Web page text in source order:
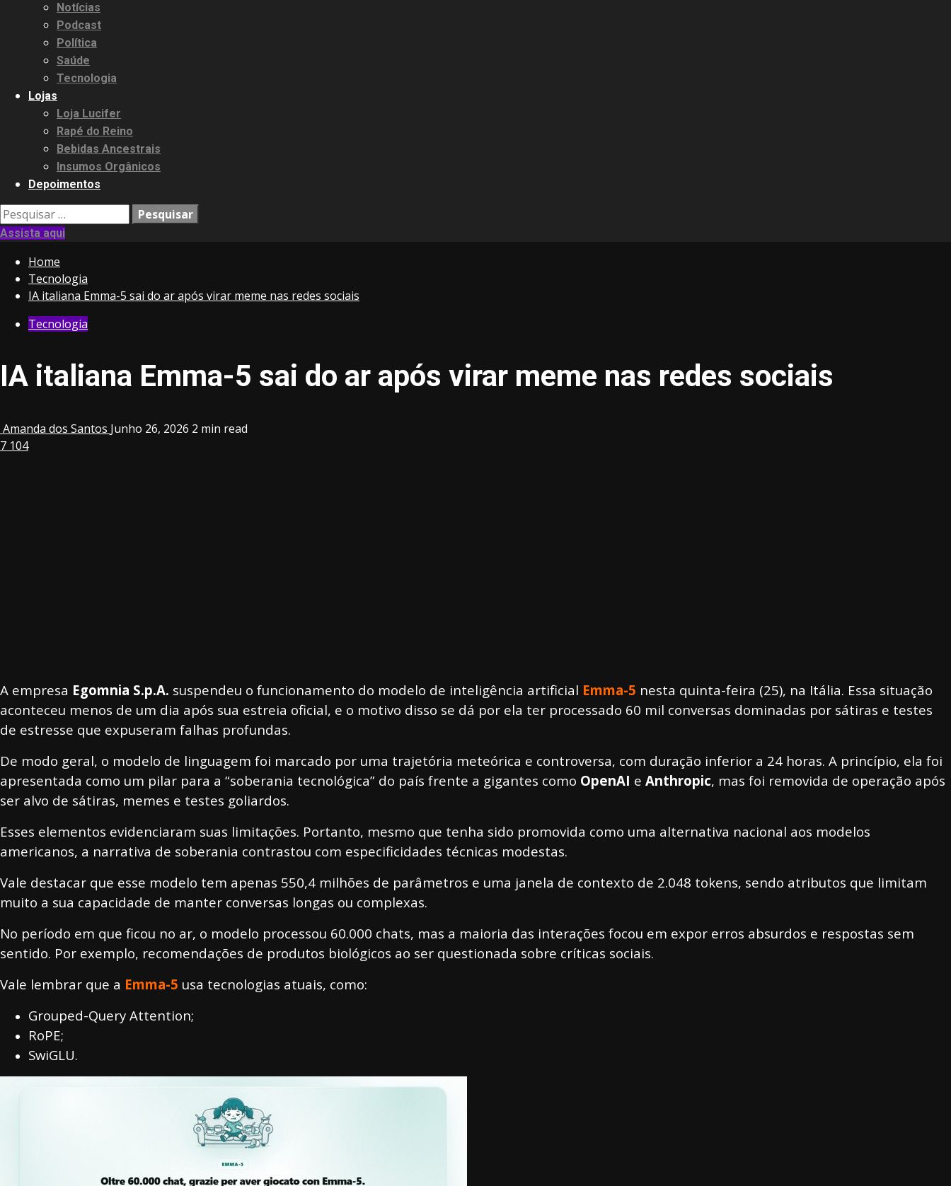
Notícias
Podcast
Política
Saúde
Tecnologia
Lojas
Loja Lucifer
Rapé do Reino
Bebidas Ancestrais
Insumos Orgânicos
Depoimentos
Pesquisar
por:
Assista aqui
Home
Tecnologia
IA italiana Emma-5 sai do ar após virar meme nas redes sociais
Tecnologia
IA italiana Emma-5 sai do ar após virar meme nas redes sociais
Amanda dos Santos Junho 26, 2026 2 min read
7 104
A empresa Egomnia S.p.A. suspendeu o funcionamento do modelo de inteligência artificial Emma-5 nesta quinta-feira (25), na Itália. Essa situação
aconteceu menos de um dia após sua estreia oficial, e o motivo disso se dá por ela ter processado 60 mil conversas dominadas por sátiras e testes
de estresse que expuseram falhas profundas.
De modo geral, o modelo de linguagem foi marcado por uma trajetória meteórica e controversa, com duração inferior a 24 horas. A princípio, ela foi
apresentada como um pilar para a “soberania tecnológica” do país frente a gigantes como OpenAI e Anthropic, mas foi removida de operação após
ser alvo de sátiras, memes e testes goliardos.
Esses elementos evidenciaram suas limitações. Portanto, mesmo que tenha sido promovida como uma alternativa nacional aos modelos
americanos, a narrativa de soberania contrastou com especificidades técnicas modestas.
Vale destacar que esse modelo tem apenas 550,4 milhões de parâmetros e uma janela de contexto de 2.048 tokens, sendo atributos que limitam
muito a sua capacidade de manter conversas longas ou complexas.
No período em que ficou no ar, o modelo processou 60.000 chats, mas a maioria das interações focou em expor erros absurdos e respostas sem
sentido. Por exemplo, recomendações de produtos biológicos ao ser questionada sobre críticas sociais.
Vale lembrar que a Emma-5 usa tecnologias atuais, como:
Grouped-Query Attention;
RoPE;
SwiGLU.